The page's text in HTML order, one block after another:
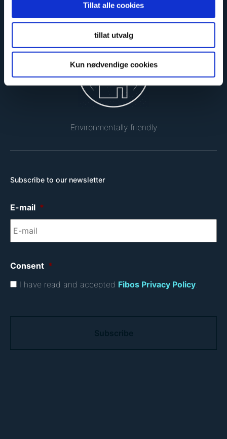
Tillat alle cookies
tillat utvalg
Kun nødvendige cookies
Safe and certified
Environmentally friendly
Subscribe to our newsletter
E-mail *
Consent *
I have read and accepted Fibos Privacy Policy